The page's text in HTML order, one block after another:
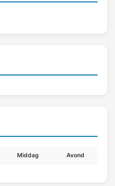
Middag Avond